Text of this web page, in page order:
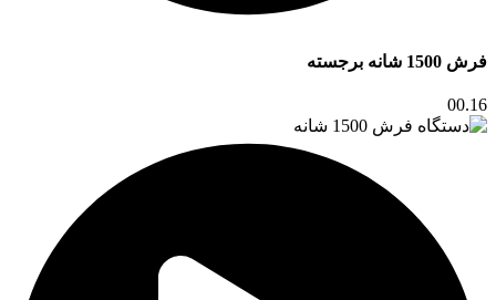
فرش 1500 شانه برجسته
00.16